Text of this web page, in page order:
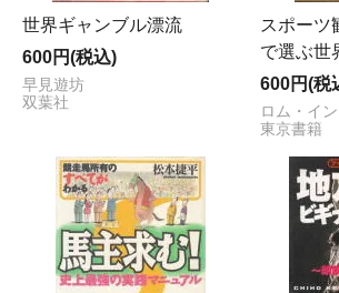
世界ギャンブル漂流
600円(税込)
早見遊坊
双葉社
スポーツ
で選ぶ世
600円(税
ロム・イ
東京書籍